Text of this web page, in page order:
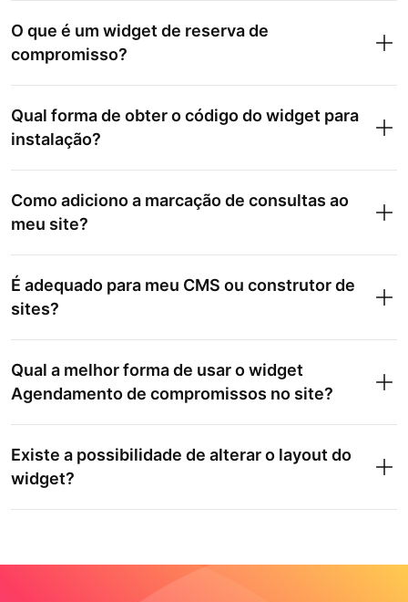
O que é um widget de reserva de
compromisso?
Qual forma de obter o código do widget para
instalação?
Como adiciono a marcação de consultas ao
meu site?
É adequado para meu CMS ou construtor de
sites?
Qual a melhor forma de usar o widget
Agendamento de compromissos no site?
Existe a possibilidade de alterar o layout do
widget?